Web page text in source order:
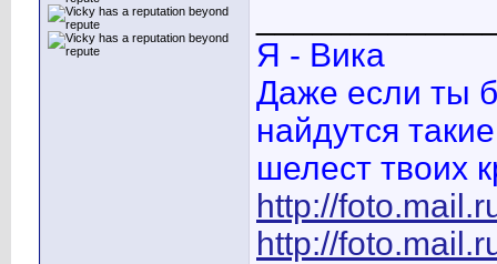
Я - Вика
Даже если ты
найдутся
шелест твоих
http://
http://